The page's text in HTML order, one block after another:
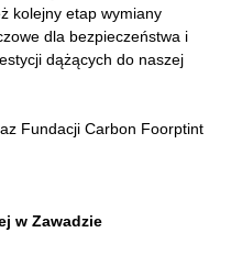
kolejny etap wymiany
dla bezpieczeństwa i
dążących do naszej
Fundacji Carbon Foorptint
w Zawadzie